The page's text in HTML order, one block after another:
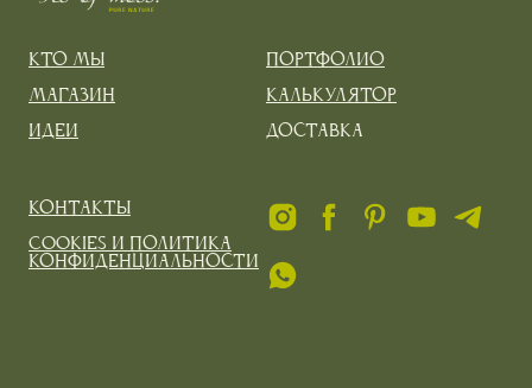
Кто мы
Магазин
Идеи
Портфолио
Калькулятор
Доставка
Контакты
Cookies и политика
конфиденциальности